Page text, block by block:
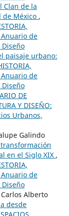
Clan de la
de México ,
Anuario de
paisaje urbano:
Anuario de
DE
Y DISEÑO:
Urbanos,
Galindo
en el Siglo XIX ,
Anuario de
Alberto
desde